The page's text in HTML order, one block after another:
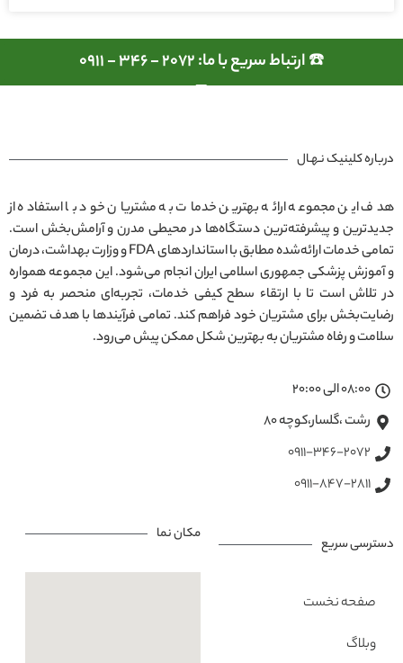
☎️ ارتباط سریع با ما: 2072 - 346 - 0911
درباره کلینیک نـهـال
هدف این مجموعه ارائه بهترین خدمات به مشتریان خود با استفاده از
جدیدترین و پیشرفته‌ترین دستگاه‌ها در محیطی مدرن و آرامش‌بخش است.
تمامی خدمات ارائه‌شده مطابق با استانداردهای FDA و وزارت بهداشت، درمان
و آموزش پزشکی جمهوری اسلامی ایران انجام می‌شود. این مجموعه همواره
در تلاش است تا با ارتقاء سطح کیفی خدمات، تجربه‌ای منحصر به فرد و
رضایت‌بخش برای مشتریان خود فراهم کند. تمامی فرآیندها با هدف تضمین
سلامت و رفاه مشتریان به بهترین شکل ممکن پیش می‌رود.
08:00 الی 20:00
رشت ،گلسار،کوچه ۸۰
0911-346-2072
0911-847-2811
دسترسی سریع
صفحه نخست
وبلاگ
مکان نما